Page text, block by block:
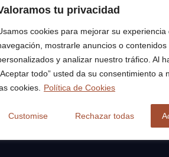
tu privacidad
cookies para mejorar su experiencia
mostrarle anuncios o contenidos
y analizar nuestro tráfico. Al
todo” usted da su consentimiento a
cookies.
Política de Cookies
Customise Rechazar todas